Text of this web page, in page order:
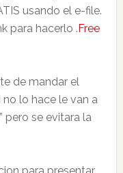
usando el e-file.
para hacerlo .Free
de mandar el
lo hace le van a
pero se evitara la